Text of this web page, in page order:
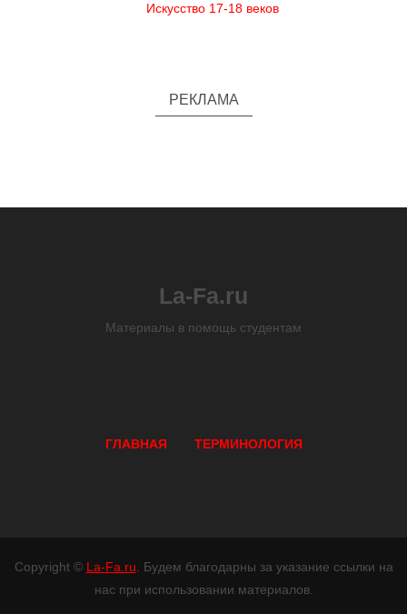
Искусство 17-18 веков
РЕКЛАМА
La-Fa.ru
Материалы в помощь студентам
ГЛАВНАЯ ТЕРМИНОЛОГИЯ
Copyright © La-Fa.ru. Будем благодарны за указание ссылки на
нас при использовании материалов.